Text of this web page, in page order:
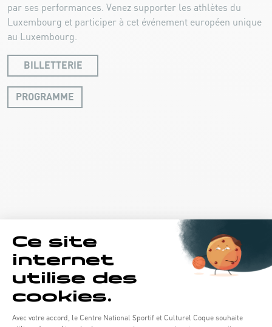
par ses performances. Venez supporter les athlètes du
Luxembourg et participer à cet événement européen unique
au Luxembourg.
BILLETTERIE
PROGRAMME